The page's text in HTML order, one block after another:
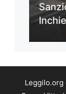
Leggilo.org